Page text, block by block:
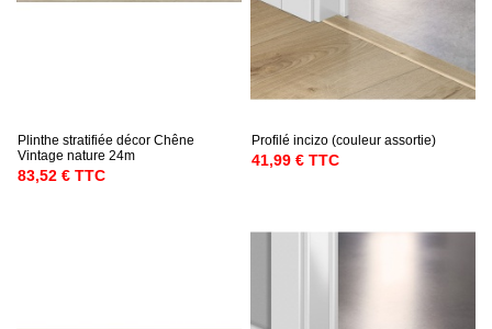
Plinthe stratifiée décor Chêne
Vintage nature 24m
83,52 € TTC
Profilé incizo (couleur assortie)
41,99 € TTC